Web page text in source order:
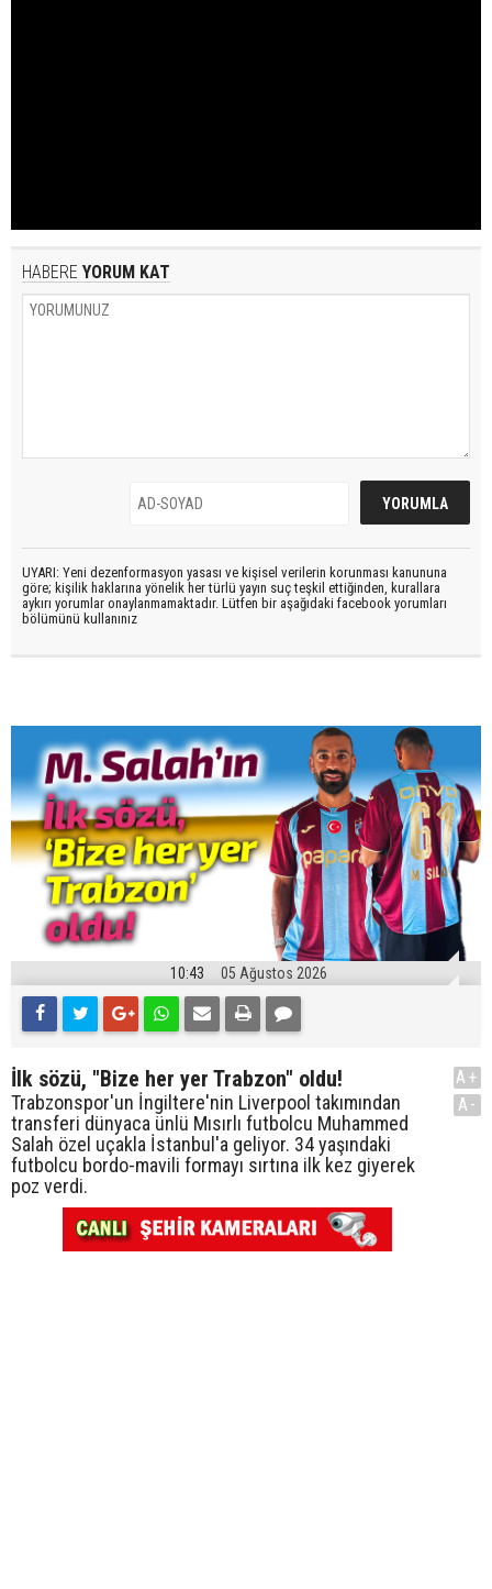
HABERE YORUM KAT
UYARI: Yeni dezenformasyon yasası ve kişisel verilerin korunması kanununa
göre; kişilik haklarına yönelik her türlü yayın suç teşkil ettiğinden, kurallara
aykırı yorumlar onaylanmamaktadır. Lütfen bir aşağıdaki facebook yorumları
bölümünü kullanınız
10:43 05 Ağustos 2026
İlk sözü, "Bize her yer Trabzon" oldu!
Trabzonspor'un İngiltere'nin Liverpool takımından
transferi dünyaca ünlü Mısırlı futbolcu Muhammed
Salah özel uçakla İstanbul'a geliyor. 34 yaşındaki
futbolcu bordo-mavili formayı sırtına ilk kez giyerek
poz verdi.
A+
A-